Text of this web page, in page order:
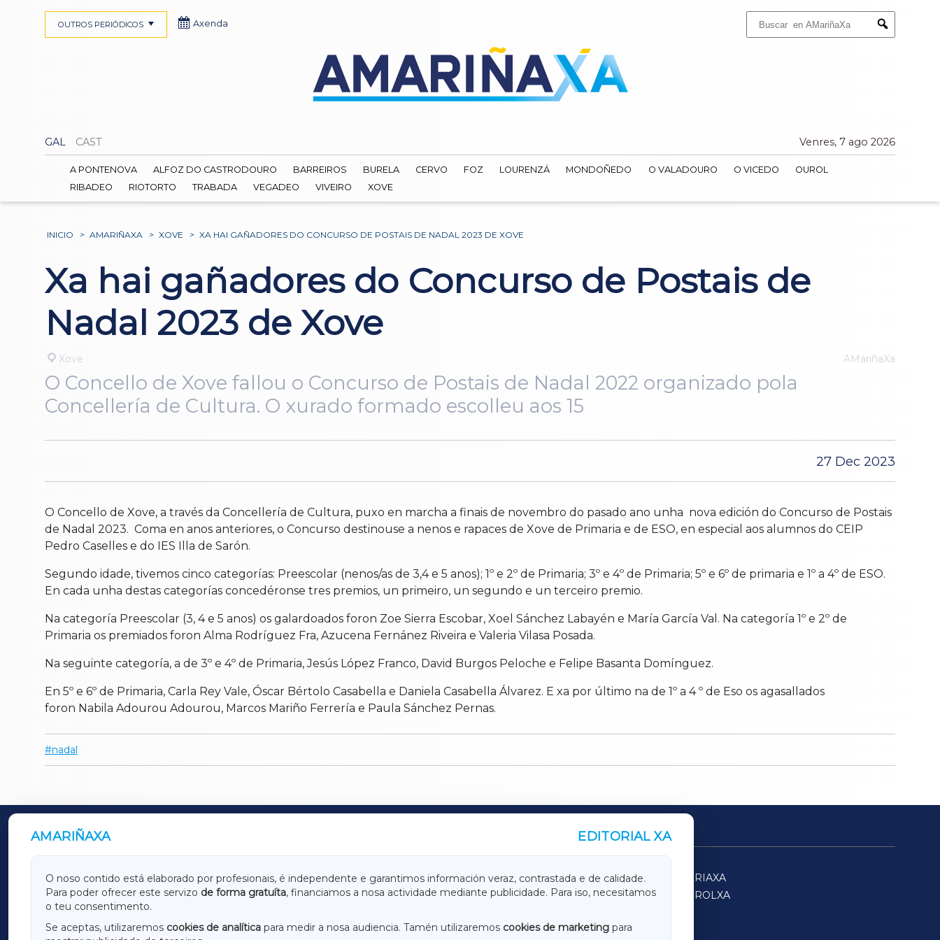
Submit
GAL CAST Venres, 7 ago 2026
OUTROS PERIÓDICOS Axenda
A PONTENOVA ALFOZ DO CASTRODOURO BARREIROS BURELA CERVO FOZ LOURENZÁ MONDOÑEDO O VALADOURO O VICEDO
OUROL
RIBADEO
RIOTORTO TRABADA VEGADEO VIVEIRO XOVE
INICIO > AMARIÑAXA > XOVE > XA HAI GAÑADORES DO CONCURSO DE POSTAIS DE NADAL 2023 DE XOVE
Xa hai gañadores do Concurso de Postais de
Nadal 2023 de Xove
Xove AMariñaXa
O Concello de Xove fallou o Concurso de Postais de Nadal 2022 organizado pola
Concellería de Cultura. O xurado formado escolleu aos 15
27 Dec 2023
O Concello de Xove, a través da Concellería de Cultura, puxo en marcha a finais de novembro do pasado ano unha nova edición do Concurso de Postais
de Nadal 2023. Coma en anos anteriores, o Concurso destinouse a nenos e rapaces de Xove de Primaria e de ESO, en especial aos alumnos do CEIP
Pedro Caselles e do IES Illa de Sarón.
Segundo idade, tivemos cinco categorías: Preescolar (nenos/as de 3,4 e 5 anos); 1º e 2º de Primaria; 3º e 4º de Primaria; 5º e 6º de primaria e 1º a 4º de ESO.
En cada unha destas categorías concedéronse tres premios, un primeiro, un segundo e un terceiro premio.
Na categoría Preescolar (3, 4 e 5 anos) os galardoados foron Zoe Sierra Escobar, Xoel Sánchez Labayén e María García Val. Na categoría 1º e 2º de
Primaria os premiados foron Alma Rodríguez Fra, Azucena Fernánez Riveira e Valeria Vilasa Posada.
Na seguinte categoría, a de 3º e 4º de Primaria,Jesús López Franco, David Burgos Peloche e Felipe Basanta Domínguez.
En 5º e 6º de Primaria, Carla Rey Vale, Óscar Bértolo Casabella e Daniela Casabella Álvarez. E xa por último na de 1º a 4 º de Eso os agasallados
foron Nabila Adourou Adourou, Marcos Mariño Ferrería e Paula Sánchez Pernas.
nadal
AMARIÑAXA EDITORIAL XA
O noso contido está elaborado por profesionais, é independente e garantimos información veraz, contrastada e de calidade.
Para poder ofrecer este servizo de forma gratuíta, financiamos a nosa actividade mediante publicidade. Para iso, necesitamos
o teu consentimento.
Se aceptas, utilizaremos cookies de analítica para medir a nosa audiencia. Tamén utilizaremos cookies de marketing para
OUTROS PERIÓDICOS
GALICIAXA LUGOXA TERRACHAXA
SARRIAXA
AMARIÑAXA
RIBEIRASACRAXA ACORUÑAXA
FERROLXA
OURENSEXA